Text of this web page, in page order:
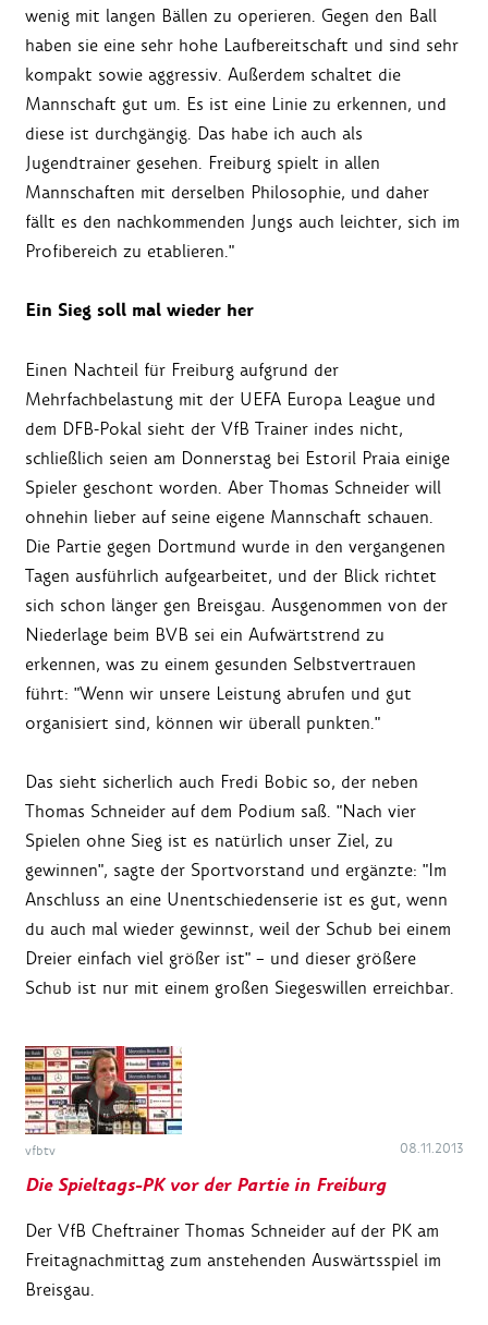
wenig mit langen Bällen zu operieren. Gegen den Ball
haben sie eine sehr hohe Laufbereitschaft und sind sehr
kompakt sowie aggressiv. Außerdem schaltet die
Mannschaft gut um. Es ist eine Linie zu erkennen, und
diese ist durchgängig. Das habe ich auch als
Jugendtrainer gesehen. Freiburg spielt in allen
Mannschaften mit derselben Philosophie, und daher
fällt es den nachkommenden Jungs auch leichter, sich im
Profibereich zu etablieren."
Ein Sieg soll mal wieder her
Einen Nachteil für Freiburg aufgrund der
Mehrfachbelastung mit der UEFA Europa League und
dem DFB-Pokal sieht der VfB Trainer indes nicht,
schließlich seien am Donnerstag bei Estoril Praia einige
Spieler geschont worden. Aber Thomas Schneider will
ohnehin lieber auf seine eigene Mannschaft schauen.
Die Partie gegen Dortmund wurde in den vergangenen
Tagen ausführlich aufgearbeitet, und der Blick richtet
sich schon länger gen Breisgau. Ausgenommen von der
Niederlage beim BVB sei ein Aufwärtstrend zu
erkennen, was zu einem gesunden Selbstvertrauen
führt: "Wenn wir unsere Leistung abrufen und gut
organisiert sind, können wir überall punkten."
Das sieht sicherlich auch Fredi Bobic so, der neben
Thomas Schneider auf dem Podium saß. "Nach vier
Spielen ohne Sieg ist es natürlich unser Ziel, zu
gewinnen", sagte der Sportvorstand und ergänzte: "Im
Anschluss an eine Unentschiedenserie ist es gut, wenn
du auch mal wieder gewinnst, weil der Schub bei einem
Dreier einfach viel größer ist" – und dieser größere
Schub ist nur mit einem großen Siegeswillen erreichbar.
vfbtv 08.11.2013
Die Spieltags-PK vor der Partie in Freiburg
Der VfB Cheftrainer Thomas Schneider auf der PK am
Freitagnachmittag zum anstehenden Auswärtsspiel im
Breisgau.